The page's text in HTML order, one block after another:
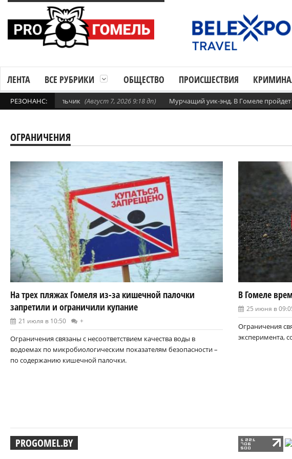
ЛЕНТА ВСЕ РУБРИКИ ОБЩЕСТВО ПРОИСШЕСТВИЯ
РЕЗОНАНС:
4-летний мальчик (Август 7, 2026 9:18 дп) Мурчащий уик-энд. В Гомеле пройдет
ОГРАНИЧЕНИЯ
На трех пляжах Гомеля из-за кишечной палочки
запретили и ограничили купание
21 июля в 10:50 +
Ограничения связаны с несоответствием качества воды в
водоемах по микробиологическим показателям безопасности –
по содержанию кишечной палочки.
В Гомеле
25 июня в
Ограничения
эксперимента,
PROGOMEL.BY